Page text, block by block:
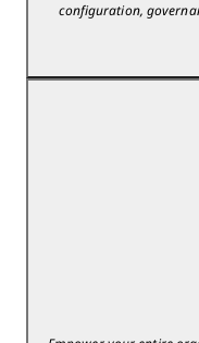
configuration,